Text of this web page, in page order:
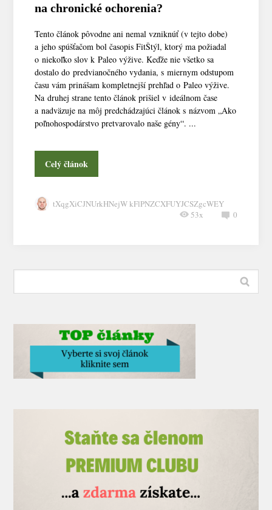
na chronické ochorenia?
Tento článok pôvodne ani nemal vzniknúť (v tejto dobe)
a jeho spúšťačom bol časopis FitŠtýl, ktorý ma požiadal
o niekoľko slov k Paleo výžive. Keďže nie všetko sa
dostalo do predvianočného vydania, s miernym odstupom
času vám prinášam kompletnejší prehľad o Paleo výžive.
Na druhej strane tento článok prišiel v ideálnom čase
a nadväzuje na môj predchádzajúci článok s názvom „Ako
poľnohospodárstvo pretvarovalo naše gény“. ...
Celý článok
tXqgXiCJNUrkHNejW kFlPNZCXFUYJCSZgcWEY
0
53x